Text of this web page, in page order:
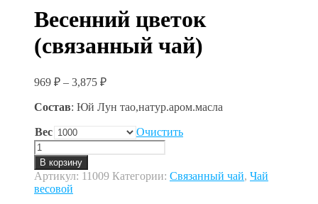
Весенний цветок
(связанный чай)
969 ₽ – 3,875 ₽
Состав: Юй Лун тао,натур.аром.масла
Вес
Очистить
Количество
товара
Весенний
цветок
(связанный
В корзину
Артикул: 11009 Категории: Связанный чай, Чай
весовой